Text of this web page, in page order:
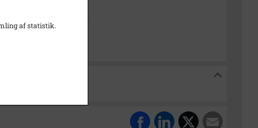
Kalundborg Lokalarkiv
Lokalarkiv
af statistik.